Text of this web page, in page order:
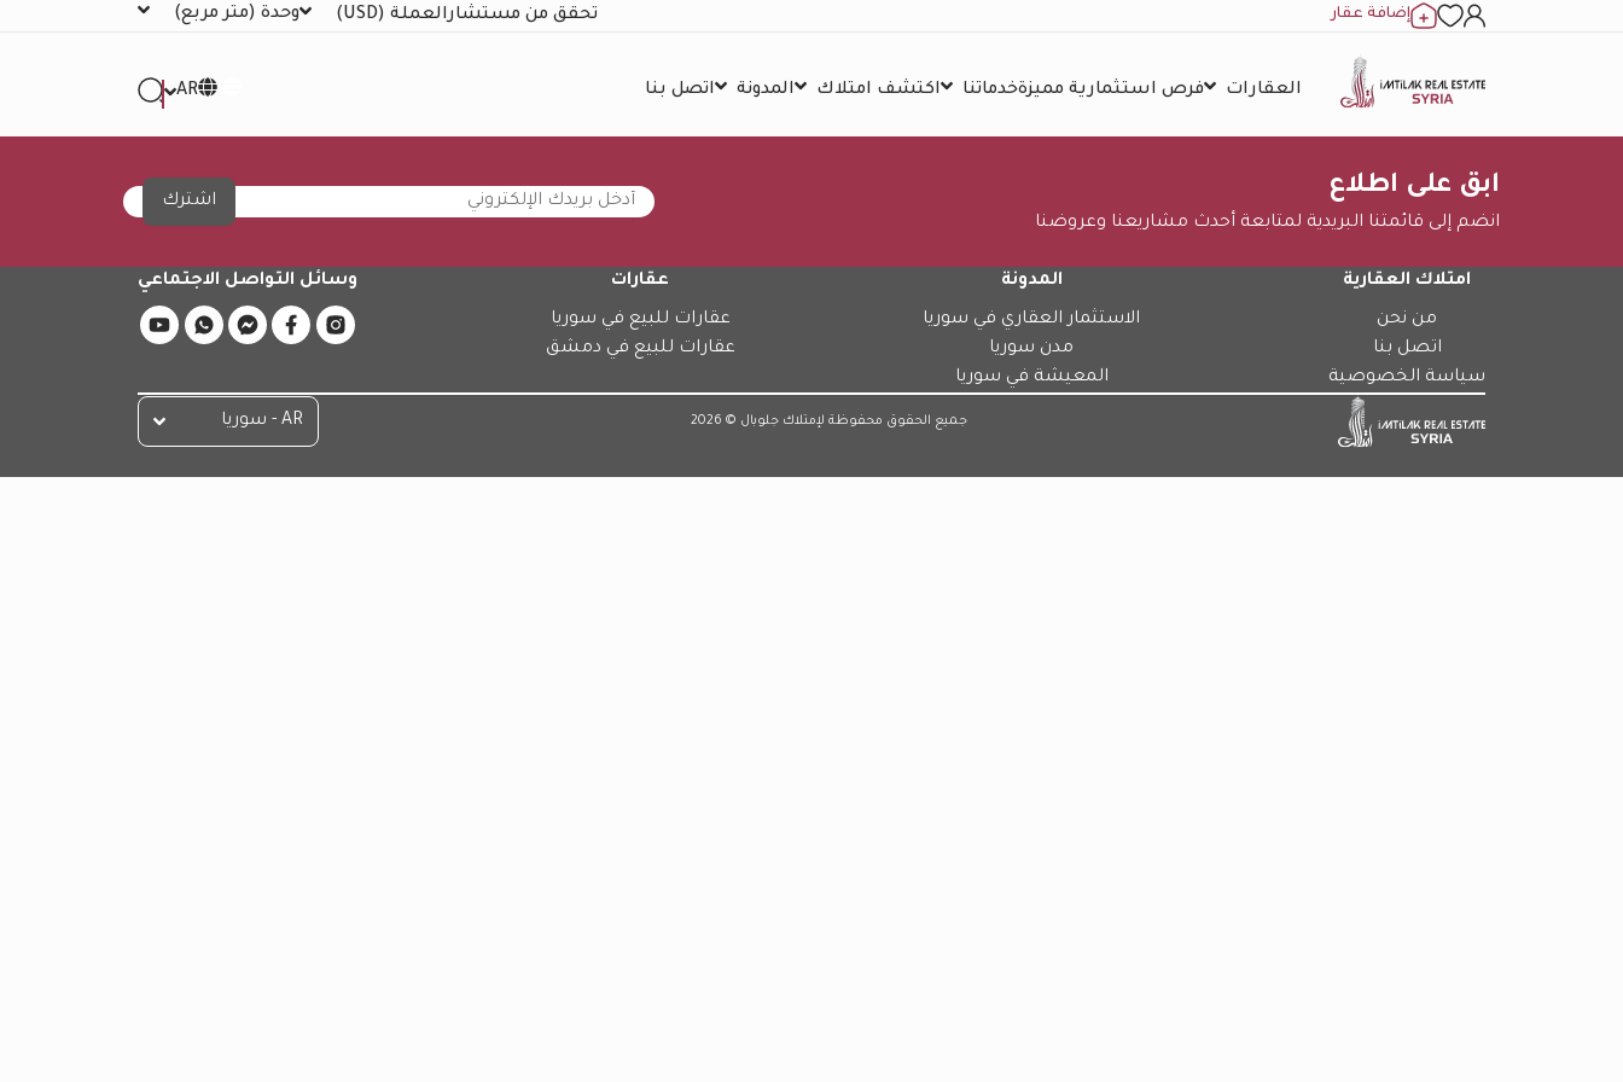
إضافة عقار تحقق من مستشارالعملة (USD) وحدة (متر مربع)
العقارات فرص استثمارية مميزةخدماتنا اكتشف امتلاك المدونة اتصل بنا AR
ابق على اطلاع
انضم إلى قائمتنا البريدية لمتابعة أحدث مشاريعنا وعروضنا
اشترك
امتلاك العقارية
من نحن
اتصل بنا
سياسة الخصوصية
المدونة
الاستثمار العقاري في سوريا
مدن سوريا
المعيشة في سوريا
عقارات
عقارات للبيع في سوريا
عقارات للبيع في دمشق
وسائل التواصل الاجتماعي
جميع الحقوق محفوظة لإمتلاك جلوبال © 2026 AR - سوريا